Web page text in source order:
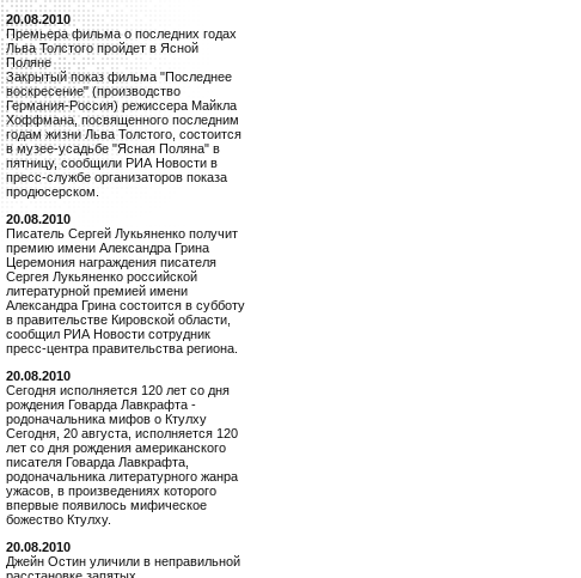
20.08.2010
Премьера фильма о последних годах
Льва Толстого пройдет в Ясной
Поляне
Закрытый показ фильма "Последнее
воскресение" (производство
Германия-Россия) режиссера Майкла
Хоффмана, посвященного последним
годам жизни Льва Толстого, состоится
в музее-усадьбе "Ясная Поляна" в
пятницу, сообщили РИА Новости в
пресс-службе организаторов показа
продюсерском.
20.08.2010
Писатель Сергей Лукьяненко получит
премию имени Александра Грина
Церемония награждения писателя
Сергея Лукьяненко российской
литературной премией имени
Александра Грина состоится в субботу
в правительстве Кировской области,
сообщил РИА Новости сотрудник
пресс-центра правительства региона.
20.08.2010
Сегодня исполняется 120 лет со дня
рождения Говарда Лавкрафта -
родоначальника мифов о Ктулху
Сегодня, 20 августа, исполняется 120
лет со дня рождения американского
писателя Говарда Лавкрафта,
родоначальника литературного жанра
ужасов, в произведениях которого
впервые появилось мифическое
божество Ктулху.
20.08.2010
Джейн Остин уличили в неправильной